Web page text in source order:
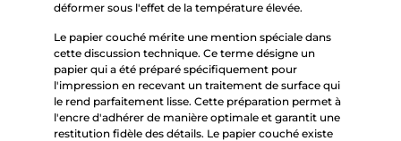
déformer sous l'effet de la température élevée.
Le papier couché mérite une mention spéciale dans
cette discussion technique. Ce terme désigne un
papier qui a été préparé spécifiquement pour
l'impression en recevant un traitement de surface qui
le rend parfaitement lisse. Cette préparation permet à
l'encre d'adhérer de manière optimale et garantit une
restitution fidèle des détails. Le papier couché existe